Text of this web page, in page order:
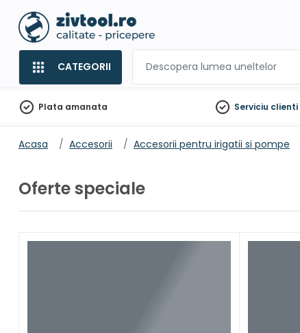
CATEGORII
Plata amanata Serviciu clienti
Acasa Accesorii Accesorii pentru irigatii si pompe
Oferte speciale